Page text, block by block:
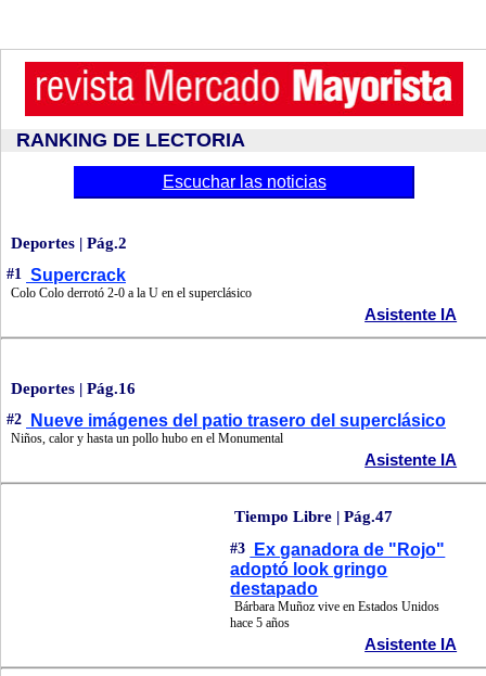
RANKING DE LECTORIA
Escuchar las noticias
Deportes | Pág.2
#1 Supercrack
Colo Colo derrotó 2-0 a la U en el superclásico
Asistente IA
Deportes | Pág.16
#2 Nueve imágenes del patio trasero del superclásico
Niños, calor y hasta un pollo hubo en el Monumental
Asistente IA
Tiempo Libre | Pág.47
#3
Ex ganadora de "Rojo"
adoptó look gringo
destapado
Bárbara Muñoz vive en Estados Unidos
hace 5 años
Asistente IA